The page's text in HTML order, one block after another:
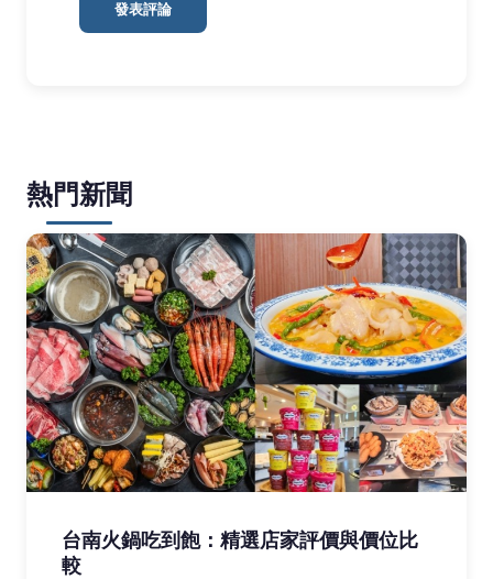
發表評論
熱門新聞
台南火鍋吃到飽：精選店家評價與價位比
較